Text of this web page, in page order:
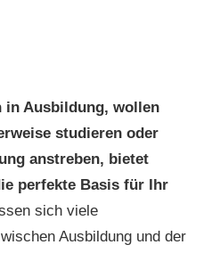
in Ausbildung, wollen
studieren oder
anstreben, bietet
perfekte Basis für Ihr
sich viele
Ausbildung und der